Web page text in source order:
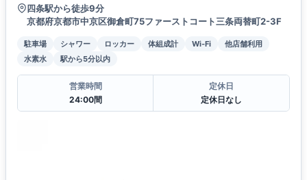
四条駅から徒歩9分
京都府京都市中京区御倉町75ファーストコート三条両替町2-3F
駐車場 シャワー ロッカー 体組成計 Wi-Fi
他店舗利用
水素水
駅から5分以内
営業時間
24:00間
定休日
定休日なし